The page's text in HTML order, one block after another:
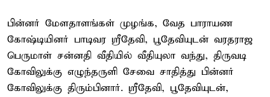
பின்னர் மேளதாளங்கள் முழங்க, வேத பாராயண
கோஷ்டியினர் பாடிவர ஸ்ரீதேவி, பூதேவியுடன் வரதராஜ
பெருமாள் சன்னதி வீதியில் வீதியுலா வந்து, திருவடி
கோவிலுக்கு எழுந்தருளி சேவை சாதித்து பின்னர்
கோவிலுக்கு திரும்பினார். ஸ்ரீதேவி, பூதேவியுடன்,